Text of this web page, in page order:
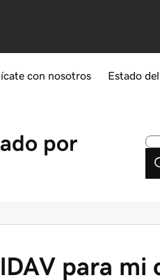
con nosotros Estado
por
para mi